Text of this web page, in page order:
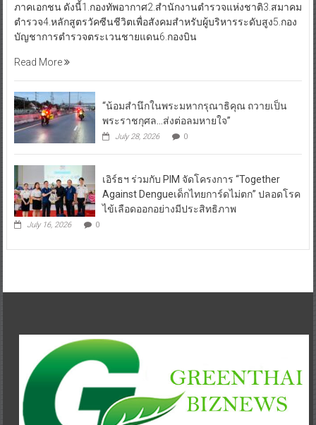
ภาคเอกชน ดังนี้1.กองทัพอากาศ2.สำนักงานตำรวจแห่งชาติ3.สมาคม
ตำรวจ4.หลักสูตรวัคซีนชีวิตเพื่อสังคมสำหรับผู้บริหารระดับสูง5.กอง
บัญชาการตำรวจตระเวนชายแดน6.กองบิน
Read More
“น้อมสำนึกในพระมหากรุณาธิคุณ ถวายเป็น
พระราชกุศล…ส่งต่อลมหายใจ”
July 28, 2026 0
เอิร์ธฯ ร่วมกับ PIM จัดโครงการ “Together
Against Dengueเด็กไทยการ์ดไม่ตก” ปลอดโรค
ไข้เลือดออกอย่างมีประสิทธิภาพ
July 16, 2026 0